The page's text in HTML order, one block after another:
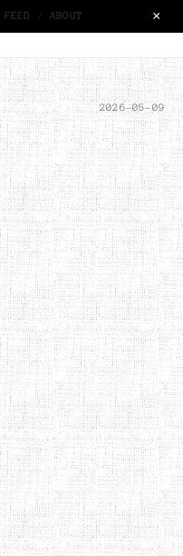
FEED /ABOUT
2026-05-09
×